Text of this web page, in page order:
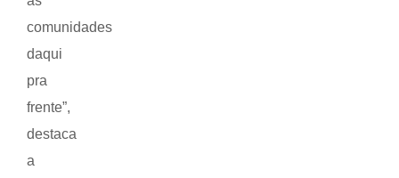
comunidades
daqui
pra
frente”,
destaca
a